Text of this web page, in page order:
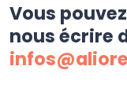
Vous
nous écrire